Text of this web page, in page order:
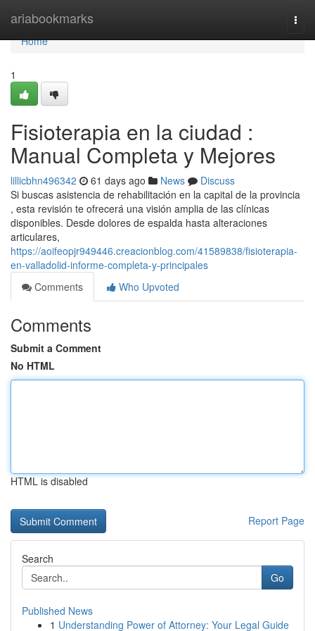
ariabookmarks
Home
Home
1
Fisioterapia en la ciudad :
Manual Completa y Mejores
lillicbhn496342 61 days ago News
Discuss
Si buscas asistencia de rehabilitación en la capital de la provincia
, esta revisión te ofrecerá una visión amplia de las clínicas
disponibles. Desde dolores de espalda hasta alteraciones
articulares,
https://aoifeopjr949446.creacionblog.com/41589838/fisioterapia-
en-valladolid-informe-completa-y-principales
Comments
Who Upvoted
Comments
Submit a Comment
No HTML
HTML is disabled
Report Page
Search
Go
Published News
1 Understanding Power of Attorney: Your Legal Guide